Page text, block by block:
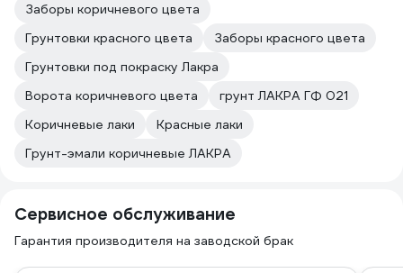
Заборы коричневого цвета
Грунтовки красного цвета
Заборы красного цвета
Грунтовки под покраску Лакра
Ворота коричневого цвета
грунт ЛАКРА ГФ 021
Коричневые лаки
Красные лаки
Грунт-эмали коричневые ЛАКРА
Сервисное обслуживание
Гарантия производителя на заводской брак